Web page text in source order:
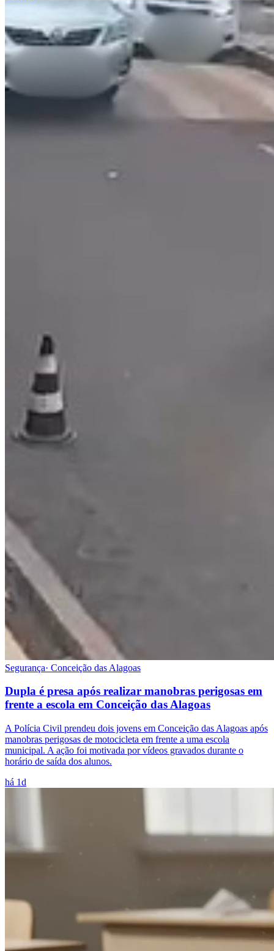
Segurança· Conceição das Alagoas
Dupla é presa após realizar manobras perigosas em
frente a escola em Conceição das Alagoas
A Polícia Civil prendeu dois jovens em Conceição das Alagoas após
manobras perigosas de motocicleta em frente a uma escola
municipal. A ação foi motivada por vídeos gravados durante o
horário de saída dos alunos.
há 1d